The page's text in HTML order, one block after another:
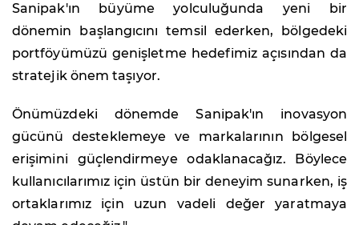
Sanipak'ın büyüme yolculuğunda yeni bir
dönemin başlangıcını temsil ederken, bölgedeki
portföyümüzü genişletme hedefimiz açısından da
stratejik önem taşıyor.
Önümüzdeki dönemde Sanipak'ın inovasyon
gücünü desteklemeye ve markalarının bölgesel
erişimini güçlendirmeye odaklanacağız. Böylece
kullanıcılarımız için üstün bir deneyim sunarken, iş
ortaklarımız için uzun vadeli değer yaratmaya